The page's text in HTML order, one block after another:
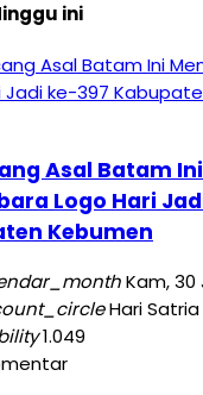
ini
Asal Batam
Logo Hari
Kebumen
Kam, 30
Hari Satria
1.049